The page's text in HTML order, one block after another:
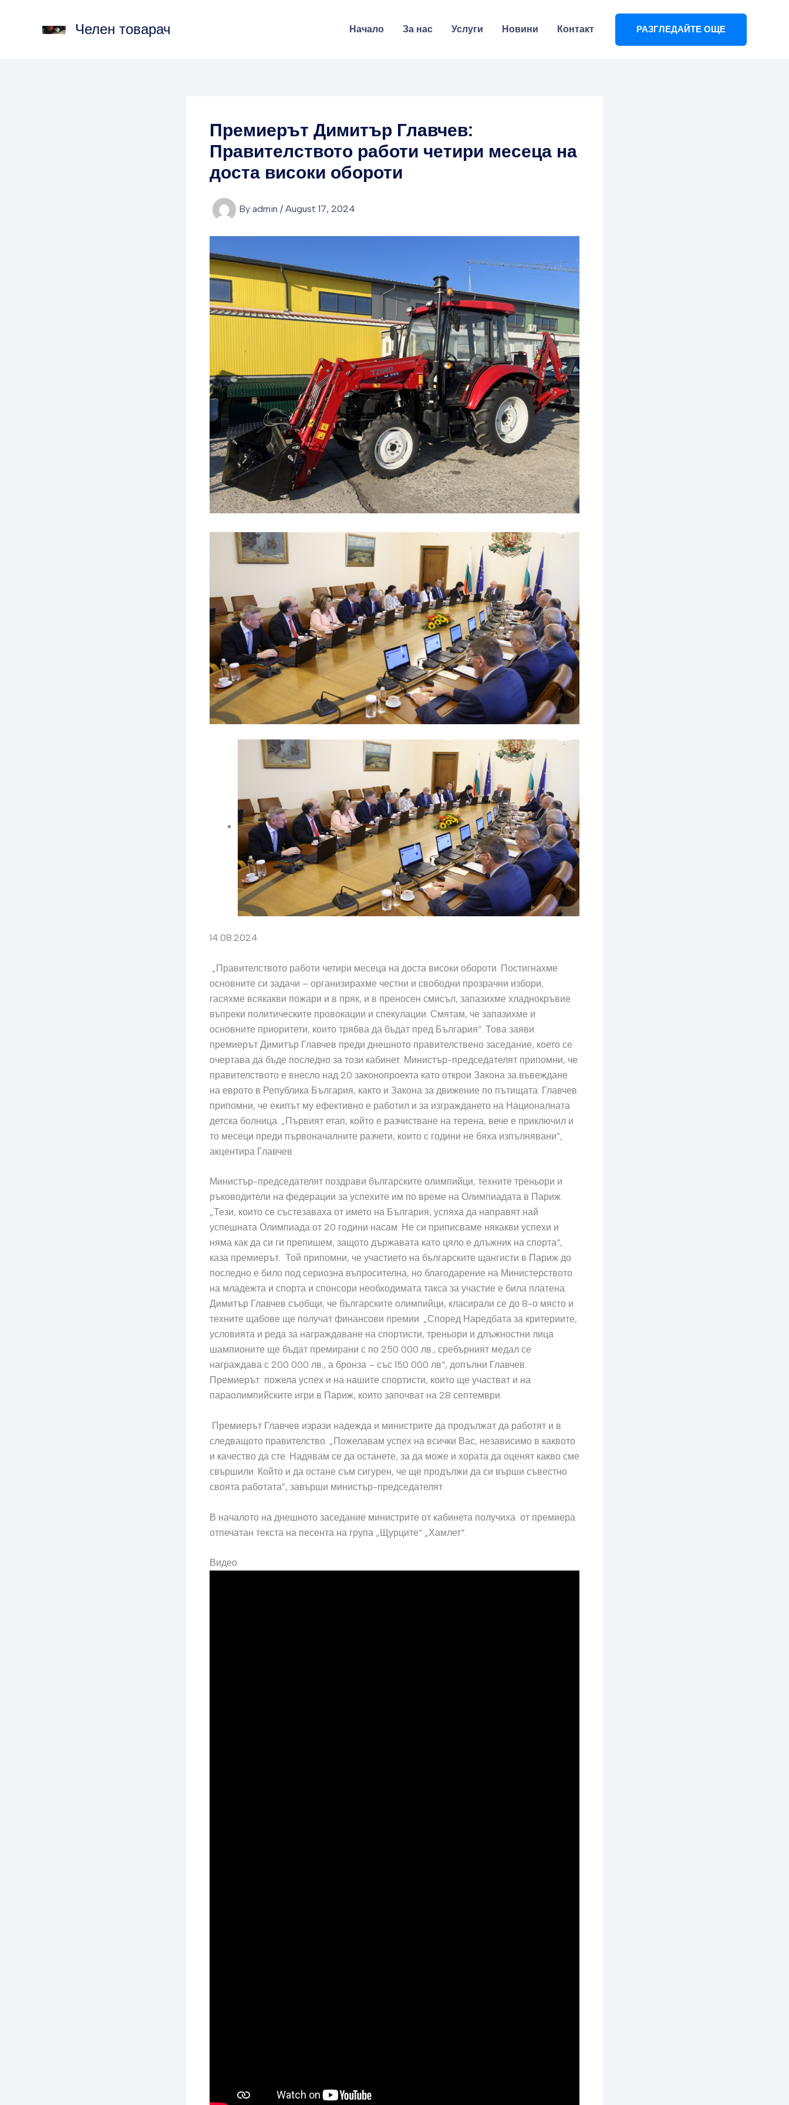
Челен товарач Начало За нас Услуги Новини Контакт РАЗГЛЕДАЙТЕ ОЩЕ
Премиерът Димитър Главчев:
Правителството работи четири месеца на
доста високи обороти
By admin / August 17, 2024
14.08.2024
„Правителството работи четири месеца на доста високи обороти. Постигнахме
основните си задачи – организирахме честни и свободни прозрачни избори,
гасяхме всякакви пожари и в пряк, и в преносен смисъл, запазихме хладнокръвие
въпреки политическите провокации и спекулации. Смятам, че запазихме и
основните приоритети, които трябва да бъдат пред България“. Това заяви
премиерът Димитър Главчев преди днешното правителствено заседание, което се
очертава да бъде последно за този кабинет. Министър-председателят припомни, че
правителството е внесло над 20 законопроекта като открои Закона за въвеждане
на еврото в Република България, както и Закона за движение по пътищата. Главчев
припомни, че екипът му ефективно е работил и за изграждането на Националната
детска болница. „Първият етап, който е разчистване на терена, вече е приключил и
то месеци преди първоначалните разчети, които с години не бяха изпълнявани”,
акцентира Главчев.
Министър-председателят поздрави българските олимпийци, техните треньори и
ръководители на федерации за успехите им по време на Олимпиадата в Париж.
„Тези, които се състезаваха от името на България, успяха да направят най
успешната Олимпиада от 20 години насам. Не си приписваме някакви успехи и
няма как да си ги препишем, защото държавата като цяло е длъжник на спорта“,
каза премиерът. Той припомни, че участието на българските щангисти в Париж до
последно е било под сериозна въпросителна, но благодарение на Министерството
на младежта и спорта и спонсори необходимата такса за участие е била платена.
Димитър Главчев съобщи, че българските олимпийци, класирали се до 8-о място и
техните щабове ще получат финансови премии. „Според Наредбата за критериите,
условията и реда за награждаване на спортисти, треньори и длъжностни лица
шампионите ще бъдат премирани с по 250 000 лв., сребърният медал се
награждава с 200 000 лв., а бронза – със 150 000 лв“, допълни Главчев.
Премиерът пожела успех и на нашите спортисти, които ще участват и на
параолимпийските игри в Париж, които започват на 28 септември.
Премиерът Главчев изрази надежда и министрите да продължат да работят и в
следващото правителство. „Пожелавам успех на всички Вас, независимо в каквото
и качество да сте. Надявам се да останете, за да може и хората да оценят какво сме
свършили. Който и да остане съм сигурен, че ще продължи да си върши съвестно
своята работата”, завърши министър-председателят.
В началото на днешното заседание министрите от кабинета получиха от премиера
отпечатан текста на песента на група „Щурците“ „Хамлет“.
Видео